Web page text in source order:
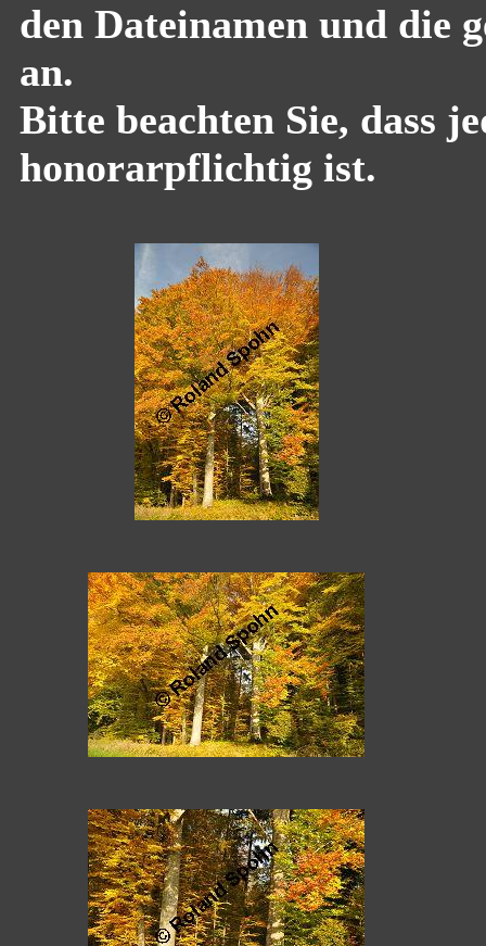
den Dateinamen und die
an.
Bitte beachten Sie, dass
honorarpflichtig ist.